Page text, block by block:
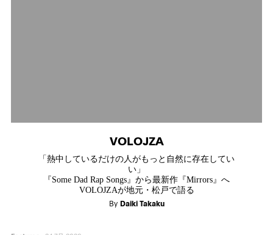
VOLOJZA
「熱中しているだけの人がもっと自然に存在してい
い」
『Some Dad Rap Songs』から最新作『Mirrors』へ
VOLOJZAが地元・松戸で語る
By Daiki Takaku